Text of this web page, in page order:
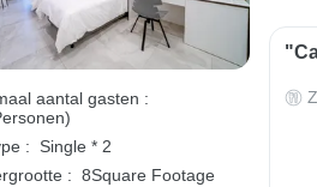
aantal gasten :
:
Single * 2
: 8Square Footage